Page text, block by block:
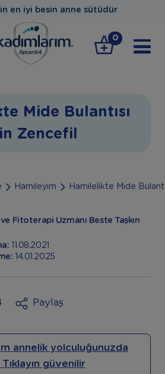
en iyi besin anne sütüdür
0
Mide Bulantısı
Zencefil
Hamileyim Hamilelikte Mide
Fitoterapi Uzmanı Beste Taşkın
11.08.2021
14.01.2025
Paylaş
annelik yolculuğunuzda
Tıklayın güvenilir